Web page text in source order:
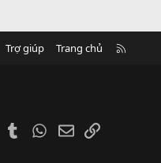
Trợ giúp Trang chủ
PinterestTumblrWhatsApp
EmailLink